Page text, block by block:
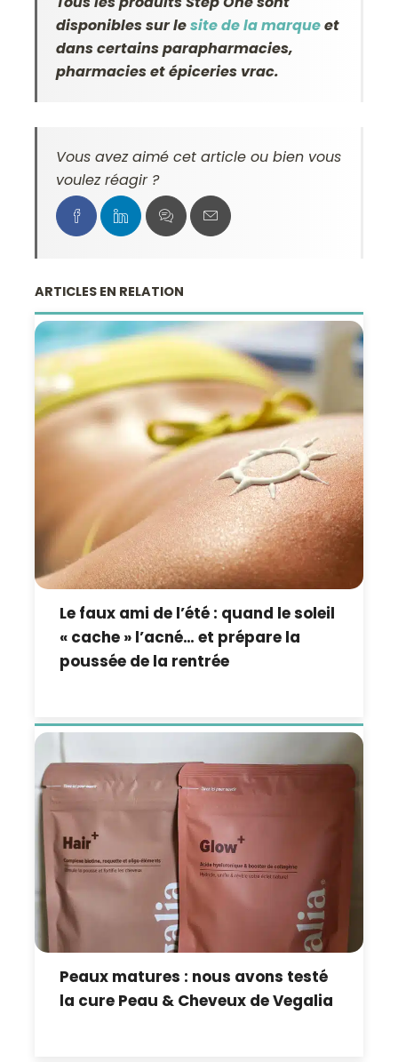
disponibles sur lesite de la marqueet
dans certains parapharmacies,
pharmacies et épiceries vrac.
Vous avez aimé cet article ou bien vous
voulez réagir ?
ARTICLES EN RELATION
Le faux ami de l’été : quand le soleil
« cache » l’acné… et prépare la
poussée de la rentrée
Peaux matures : nous avons testé
la cure Peau & Cheveux de Vegalia